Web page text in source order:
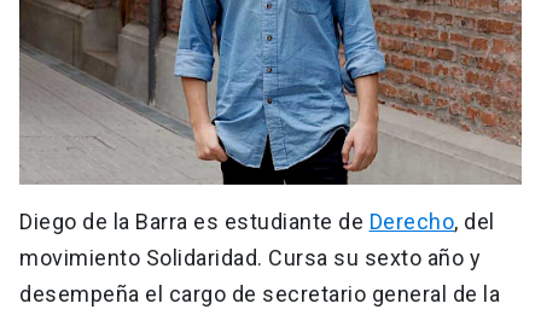
Diego de la Barra es estudiante de Derecho, del
movimiento Solidaridad. Cursa su sexto año y
desempeña el cargo de secretario general de la